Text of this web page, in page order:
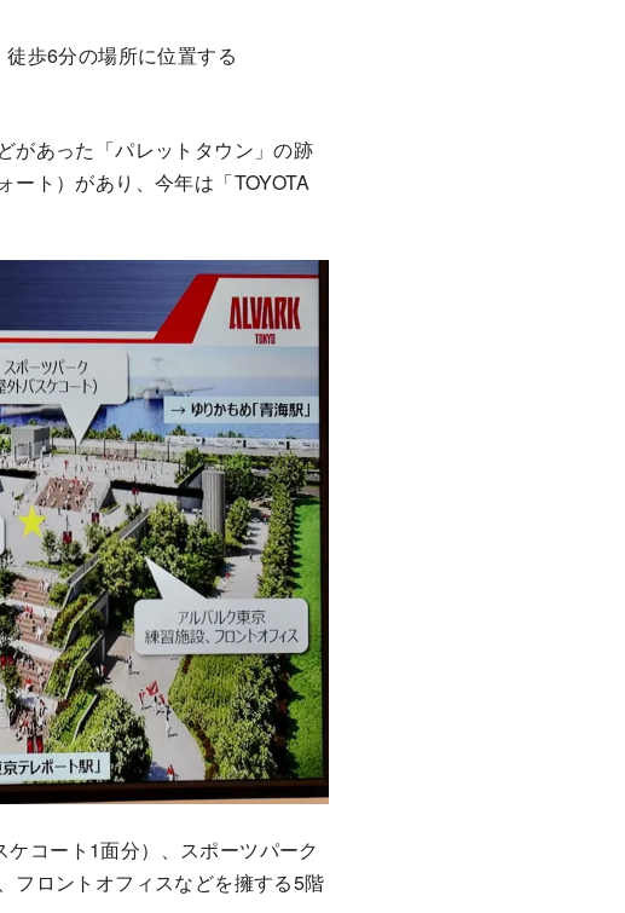
歩6分の場所に位置する
があった「パレットタウン」の跡
ート）があり、今年は「TOYOTA
コート1面分）、スポーツパーク
フロントオフィスなどを擁する5階